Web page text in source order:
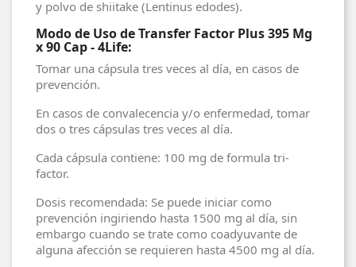
y polvo de shiitake (Lentinus edodes).
Modo de Uso de Transfer Factor Plus 395 Mg
x 90 Cap - 4Life:
Tomar una cápsula tres veces al día, en casos de
prevención.
En casos de convalecencia y/o enfermedad, tomar
dos o tres cápsulas tres veces al día.
Cada cápsula contiene: 100 mg de formula tri-
factor.
Dosis recomendada: Se puede iniciar como
prevención ingiriendo hasta 1500 mg al día, sin
embargo cuando se trate como coadyuvante de
alguna afección se requieren hasta 4500 mg al día.